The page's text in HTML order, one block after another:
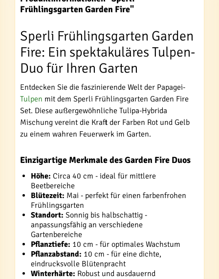
Frühlingsgarten Garden Fire"
Sperli Frühlingsgarten Garden
Fire: Ein spektakuläres Tulpen-
Duo für Ihren Garten
Entdecken Sie die faszinierende Welt der Papagei-
Tulpen mit dem Sperli Frühlingsgarten Garden Fire
Set. Diese außergewöhnliche Tulipa-Hybrida
Mischung vereint die Kraft der Farben Rot und Gelb
zu einem wahren Feuerwerk im Garten.
Einzigartige Merkmale des Garden Fire Duos
Höhe: Circa 40 cm - ideal für mittlere
Beetbereiche
Blütezeit: Mai - perfekt für einen farbenfrohen
Frühlingsgarten
Standort: Sonnig bis halbschattig -
anpassungsfähig an verschiedene
Gartenbereiche
Pflanztiefe: 10 cm - für optimales Wachstum
Pflanzabstand: 10 cm - für eine dichte,
eindrucksvolle Blütenpracht
Winterhärte: Robust und ausdauernd